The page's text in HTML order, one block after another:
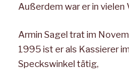
Außerdem war er in vielen
Armin Sagel trat im
1995 ist er als Kassierer
Speckswinkel tätig,